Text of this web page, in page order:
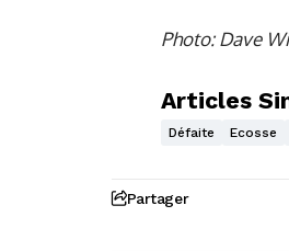
Photo: Dave
Articles
Défaite Ecosse
Partager